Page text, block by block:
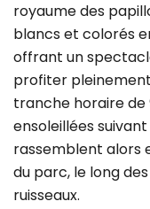
royaume des
blancs et colorés
offrant un
profiter
tranche horaire de
ensoleillées
rassemblent alors
du parc, le long
ruisseaux.